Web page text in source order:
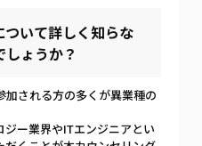
いて詳しく知らな
ょうか？
加される方の多くが異業種の
ジー業界やITエンジニアとい